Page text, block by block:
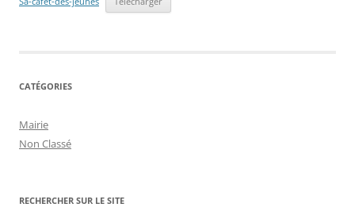
CATÉGORIES
Mairie
Non Classé
RECHERCHER SUR LE SITE